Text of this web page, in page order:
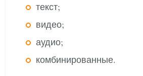
текст;
видео;
аудио;
комбинированные.